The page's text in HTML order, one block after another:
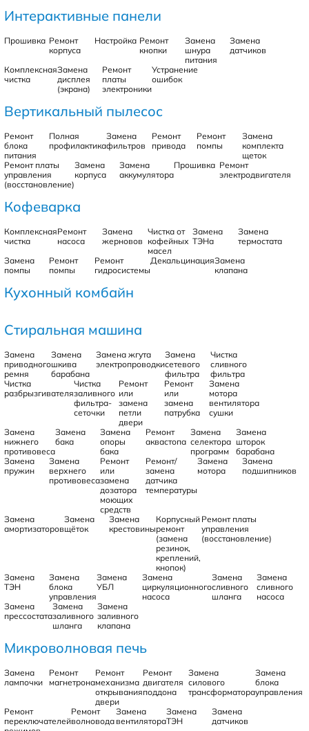
Интерактивные панели
Прошивка Ремонт
корпуса
Настройка Ремонт
кнопки
Замена
шнура
питания
Замена
датчиков
Комплексная
чистка
Замена
дисплея
(экрана)
Ремонт
платы
электроники
Устранение
ошибок
Вертикальный пылесос
Ремонт
блока
питания
Полная
профилактика
Замена
фильтров
Ремонт
привода
Ремонт
помпы
Замена
комплекта
щеток
Ремонт платы
управления
(восстановление)
Замена
корпуса
Замена
аккумулятора
Прошивка Ремонт
электродвигателя
Кофеварка
Комплексная
чистка
Ремонт
насоса
Замена
жерновов
Чистка от
кофейных
масел
Замена
ТЭНа
Замена
термостата
Замена
помпы
Ремонт
помпы
Ремонт
гидросистемы
ДекальцинацияЗамена
клапана
Кухонный комбайн
Стиральная машина
Замена
приводного
ремня
Замена
шкива
барабана
Замена жгута
электропроводки
Замена
сетевого
фильтра
Чистка
сливного
фильтра
Чистка
разбрызгивателя
Чистка
заливного
фильтра-
сеточки
Ремонт
или
замена
петли
двери
Ремонт
или
замена
патрубка
Замена
мотора
вентилятора
сушки
Замена
нижнего
противовеса
Замена
бака
Замена
опоры
бака
Ремонт
аквастопа
Замена
селектора
программ
Замена
шторок
барабана
Замена
пружин
Замена
верхнего
противовеса
Ремонт
или
замена
дозатора
моющих
средств
Ремонт/
замена
датчика
температуры
Замена
мотора
Замена
подшипников
Замена
амортизаторов
Замена
щёток
Замена
крестовины
Корпусный
ремонт
(замена
резинок,
креплений,
кнопок)
Ремонт платы
управления
(восстановление)
Замена
ТЭН
Замена
блока
управления
Замена
УБЛ
Замена
циркуляционного
насоса
Замена
сливного
шланга
Замена
сливного
насоса
Замена
прессостата
Замена
заливного
шланга
Замена
заливного
клапана
Микроволновая печь
Замена
лампочки
Ремонт
магнетрона
Ремонт
механизма
открывания
двери
Ремонт
двигателя
поддона
Замена
силового
трансформатора
Замена
блока
управления
Ремонт
переключателей
Ремонт
волновода
Замена
вентилятора
Замена
ТЭН
Замена
датчиков